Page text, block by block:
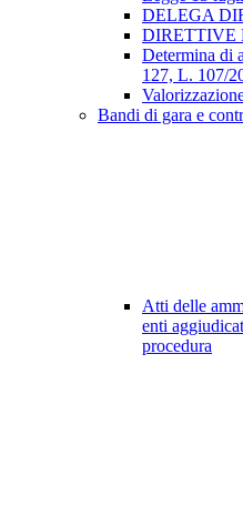
DELEGA
DIRETTIVE
Determina di
127, L. 107/
Bandi di gara e
Atti delle
enti
procedura